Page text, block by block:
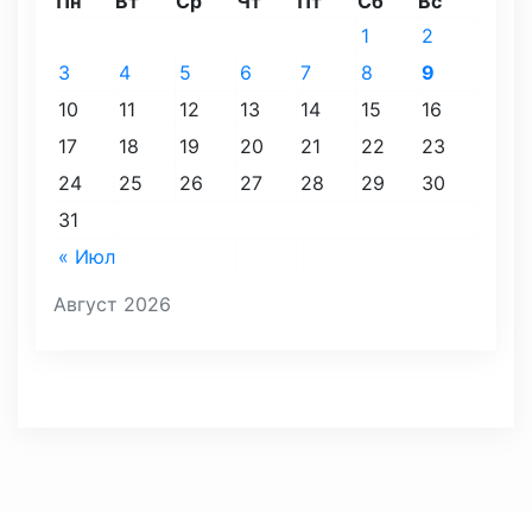
Август 2026
« Июл
1
2
3
4 5 6 7 8
9
10
11 12 13 14 15
16
17
18 19 20 21 22
23
24
25 26 27 28 29
30
31